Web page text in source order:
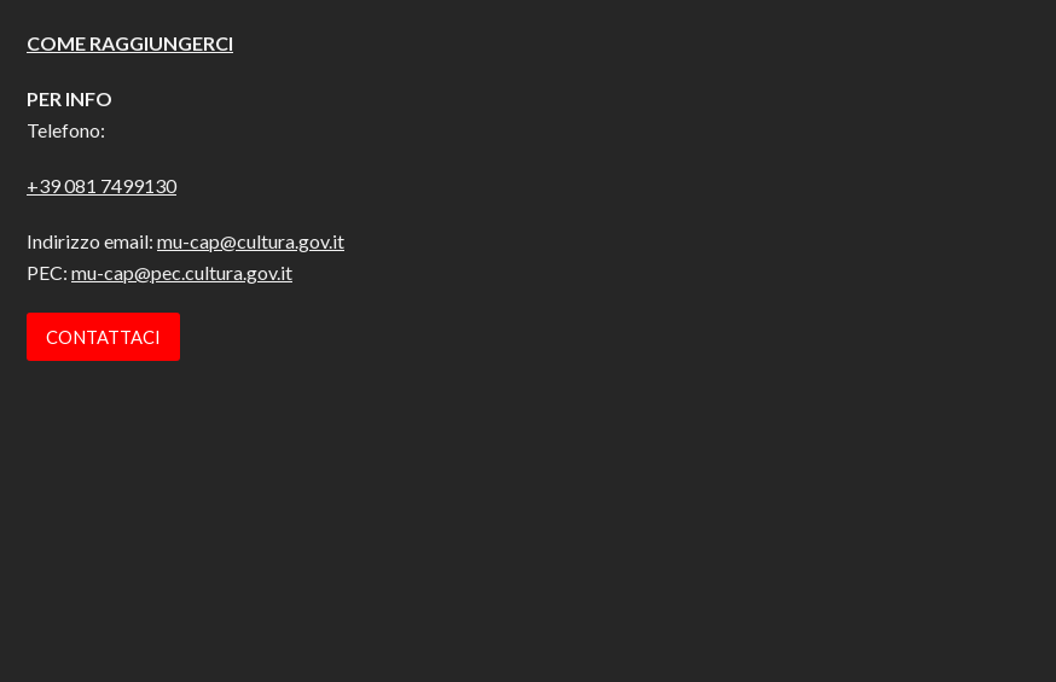
COME RAGGIUNGERCI
PER INFO
Telefono:
+39 081 7499130
Indirizzo email: mu-cap@cultura.gov.it
PEC: mu-cap@pec.cultura.gov.it
CONTATTACI